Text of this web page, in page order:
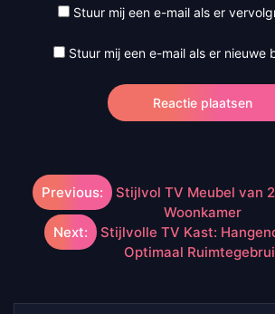
Stuur mij een e-mail als er
Stuur mij een e-mail als er nieuwe
Berichtnavigatie
Previous:
Stijlvol TV Meubel van
Woonkamer
Next:
Stijlvolle TV Kast:
Optimaal